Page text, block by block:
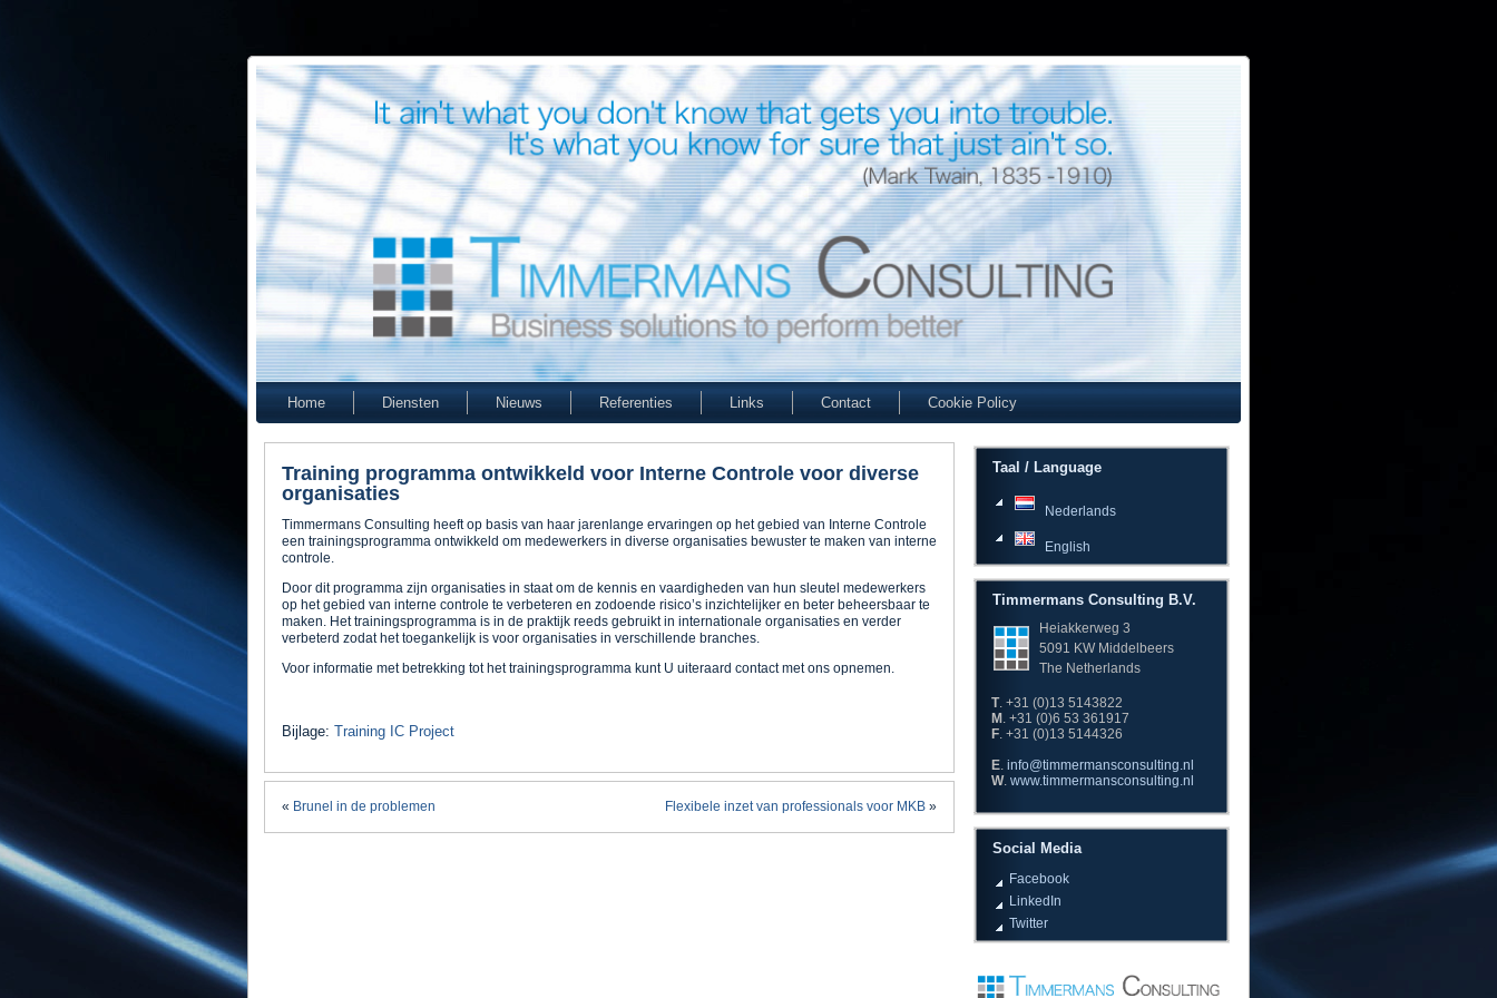
Home Diensten Nieuws Referenties Links Contact Cookie Policy
Training programma ontwikkeld voor Interne Controle voor diverse
organisaties
Timmermans Consulting heeft op basis van haar jarenlange ervaringen op het gebied van Interne Controle
een trainingsprogramma ontwikkeld om medewerkers in diverse organisaties bewuster te maken van interne
controle.
Door dit programma zijn organisaties in staat om de kennis en vaardigheden van hun sleutel medewerkers
op het gebied van interne controle te verbeteren en zodoende risico’s inzichtelijker en beter beheersbaar te
maken. Het trainingsprogramma is in de praktijk reeds gebruikt in internationale organisaties en verder
verbeterd zodat het toegankelijk is voor organisaties in verschillende branches.
Voor informatie met betrekking tot het trainingsprogramma kunt U uiteraard contact met ons opnemen.
Bijlage: Training IC Project
« Brunel in de problemen Flexibele inzet van professionals voor MKB »
Taal / Language
Nederlands
English
Timmermans Consulting B.V.
Heiakkerweg 3
5091 KW Middelbeers
The Netherlands
T. +31 (0)13 5143822
M . +31 (0)6 53 361917
F. +31 (0)13 5144326
E. info@timmermansconsulting.nl
W. www.timmermansconsulting.nl
Social Media
Facebook
LinkedIn
Twitter